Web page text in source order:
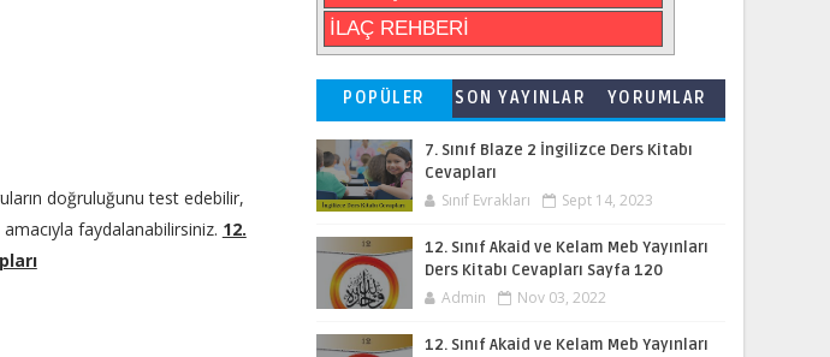
doğruluğunu test edebilir,
faydalanabilirsiniz. 12.
İLAÇ REHBERİ
POPÜLER SON YAYINLAR YORUMLAR
7. Sınıf Blaze 2 İngilizce Ders Kitabı
Cevapları
Sınıf Evrakları Sept 14, 2023
12. Sınıf Akaid ve Kelam Meb Yayınları
Ders Kitabı Cevapları Sayfa 120
Admin Nov 03, 2022
12. Sınıf Akaid ve Kelam Meb Yayınları